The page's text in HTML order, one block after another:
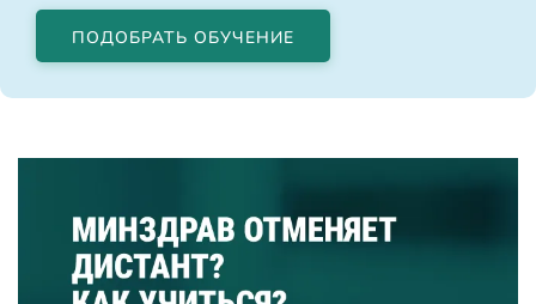
ПОДОБРАТЬ ОБУЧЕНИЕ